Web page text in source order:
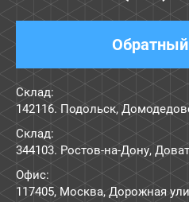
Склад:
142116. Подольск,
Склад:
344103. Ростов-на-Дону,
Офис:
117405, Москва, Дорожная